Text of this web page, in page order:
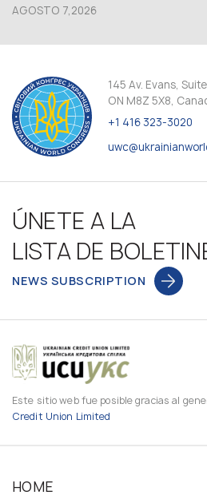
AGOSTO 7,2026
145 Av. Evans,
ON M8Z 5X8,
+1 416 323-3020
ÚNETE A LA
LISTA DE
NEWS SUBSCRIPTION
Este sitio web fue posible gracias al
Credit Union Limited
HOME